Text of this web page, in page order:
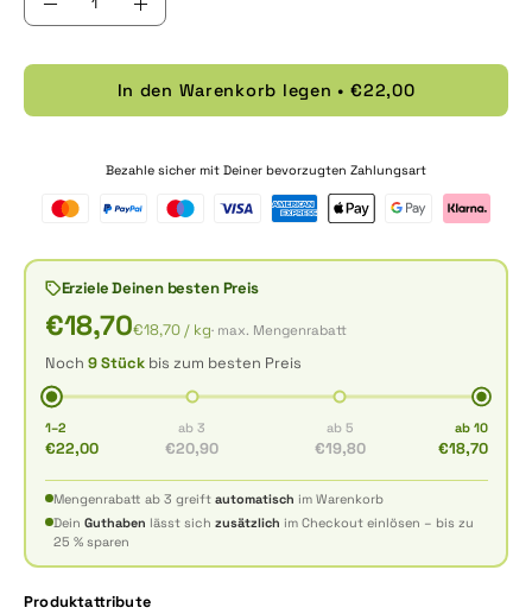
Menge
In den Warenkorb legen
€22,00
Bezahle sicher mit Deiner bevorzugten Zahlungsart
Erziele Deinen besten Preis
€18,70€18,70/ kg· max. Mengenrabatt
Noch 9 Stückbis zum besten Preis
1–2
€22,00
ab 3
€20,90
ab 5
€19,80
ab 10
€18,70
Mengenrabatt ab 3 greift automatisch im Warenkorb
Dein Guthaben lässt sich zusätzlich im Checkout einlösen – bis zu
25 % sparen
Produktattribute